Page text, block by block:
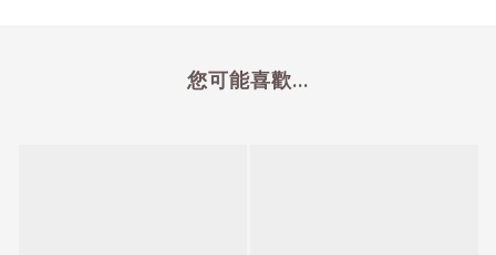
您可能喜歡...